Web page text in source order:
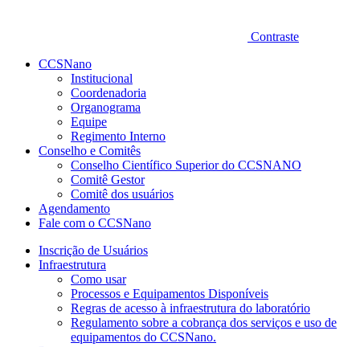
Contraste
CCSNano
Institucional
Coordenadoria
Organograma
Equipe
Regimento Interno
Conselho e Comitês
Conselho Científico Superior do CCSNANO
Comitê Gestor
Comitê dos usuários
Agendamento
Fale com o CCSNano
Inscrição de Usuários
Infraestrutura
Como usar
Processos e Equipamentos Disponíveis
Regras de acesso à infraestrutura do laboratório
Regulamento sobre a cobrança dos serviços e uso de
equipamentos do CCSNano.